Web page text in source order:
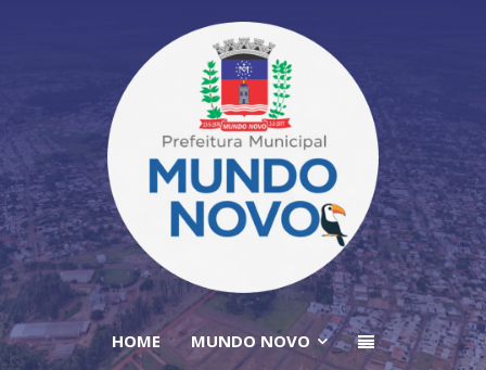
HOME MUNDO NOVO